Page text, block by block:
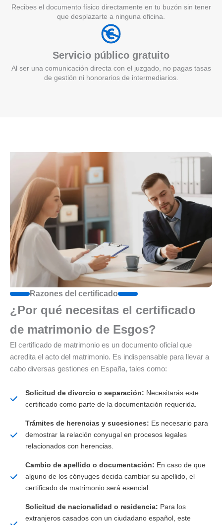
Recibes el documento físico directamente en tu buzón sin tener
que desplazarte a ninguna oficina.
Servicio público gratuito
Al ser una comunicación directa con el juzgado, no pagas tasas
de gestión ni honorarios de intermediarios.
Razones del certificado
¿Por qué necesitas el certificado
de matrimonio de Esgos?
El certificado de matrimonio es un documento oficial que
acredita el acto del matrimonio. Es indispensable para llevar a
cabo diversas gestiones en España, tales como:
Solicitud de divorcio o separación: Necesitarás este
certificado como parte de la documentación requerida.
Trámites de herencias y sucesiones: Es necesario para
demostrar la relación conyugal en procesos legales
relacionados con herencias.
Cambio de apellido o documentación: En caso de que
alguno de los cónyuges decida cambiar su apellido, el
certificado de matrimonio será esencial.
Solicitud de nacionalidad o residencia: Para los
extranjeros casados con un ciudadano español, este